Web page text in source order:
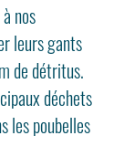
nos
leurs gants
de détritus.
déchets
les poubelles